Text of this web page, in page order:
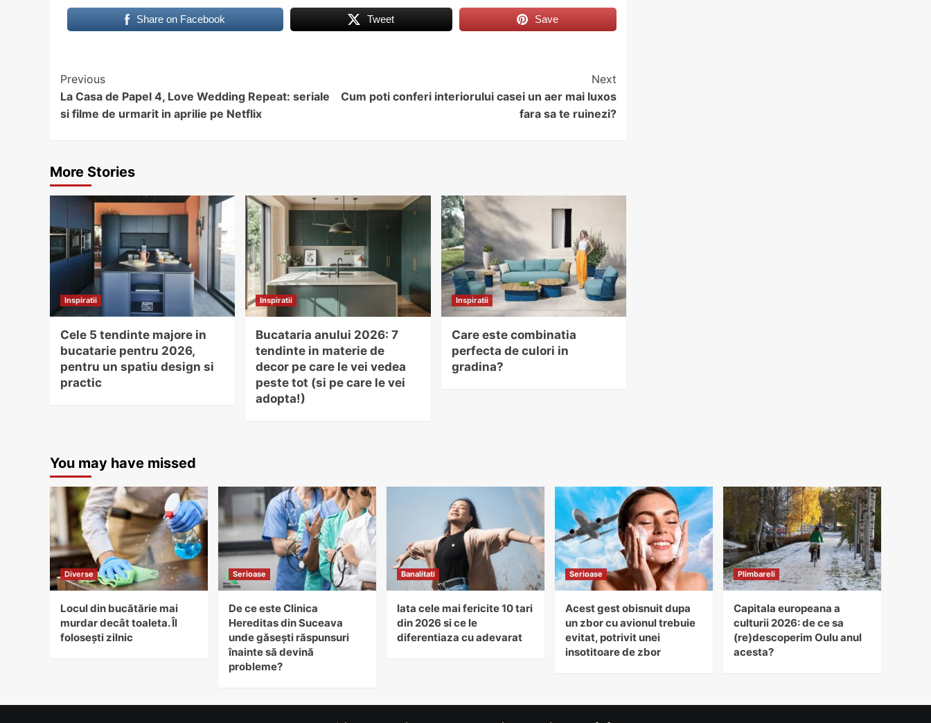
Share on Facebook Tweet Save
Continue
Reading
Previous
La Casa de Papel 4, Love Wedding Repeat: seriale
si filme de urmarit in aprilie pe Netflix
Next
Cum poti conferi interiorului casei un aer mai luxos
fara sa te ruinezi?
More Stories
Inspiratii
Cele 5 tendinte majore in
bucatarie pentru 2026,
pentru un spatiu design si
practic
Inspiratii
Bucataria anului 2026: 7
tendinte in materie de
decor pe care le vei vedea
peste tot (si pe care le vei
adopta!)
Inspiratii
Care este combinatia
perfecta de culori in
gradina?
You may have missed
Diverse
Locul din bucătărie mai
murdar decât toaleta. Îl
folosești zilnic
Serioase
De ce este Clinica
Hereditas din Suceava
unde găsești răspunsuri
înainte să devină
probleme?
Banalitati
Iata cele mai fericite 10 tari
din 2026 si ce le
diferentiaza cu adevarat
Serioase
Acest gest obisnuit dupa
un zbor cu avionul trebuie
evitat, potrivit unei
insotitoare de zbor
Plimbareli
Capitala europeana a
culturii 2026: de ce sa
(re)descoperim Oulu anul
acesta?